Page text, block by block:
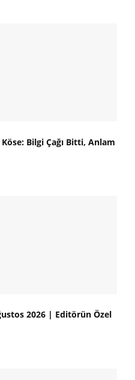
Bilgi Çağı Bitti, Anlam
2026 | Editörün Özel